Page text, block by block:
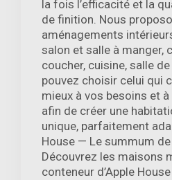
la fois l’efficacité et la
de finition. Nous
aménagements
salon et salle à manger,
coucher, cuisine, salle
pouvez choisir celui qui
mieux à vos besoins et
afin de créer une
unique, parfaitement
House — Le summum
Découvrez les maisons
conteneur d’Apple House